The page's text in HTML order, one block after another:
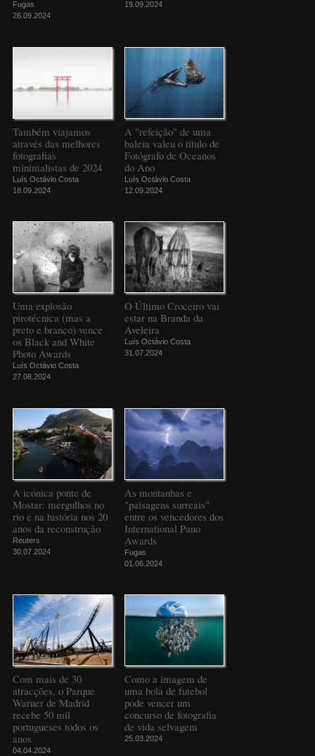
Fugas
26.09.2024
19.09.2024
Também viajamos
através das melhores
fotografias
minimalistas de 2024
Luís Octávio Costa
18.09.2024
A "refeição" de uma
baleia valeu o título de
Fotógrafo de Oceanos
do Ano
Luís Octávio Costa
12.09.2024
Uma explosão
pirotécnica (mas a
preto e branco) vence
os Black and White
Photo Awards
Luís Octávio Costa
27.08.2024
O Último Croceiro vai
estar na Branda da
Aveleira
Luís Octávio Costa
31.07.2024
A icónica ponte de
Mostar: mergulhos no
rio e na história nos 20
anos da reconstrução
Reuters
30.07.2024
As montanhas e
"paisagens surreais"
entre os vencedores dos
International Pano
Awards
Fugas
01.06.2024
Com mais de 30
atracções, o Parque
Warner de Madrid
recebe 50 mil
portugueses todos os
anos
04.04.2024
Como a imagem de
uma bola de futebol
pode vencer um
concurso de fotografia
de vida selvagem
25.03.2024